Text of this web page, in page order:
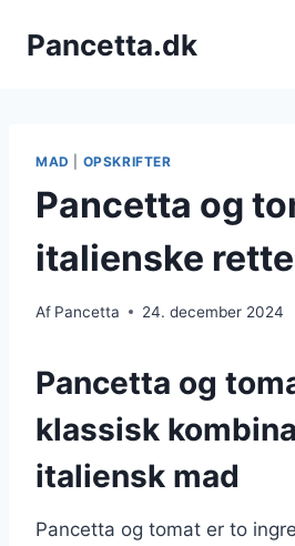
Pancetta.dk
MAD OPSKRIFTER
Pancetta og
italienske
Af Pancetta 24. december 2024
Pancetta og
klassisk
italiensk mad
Pancetta og tomat er to